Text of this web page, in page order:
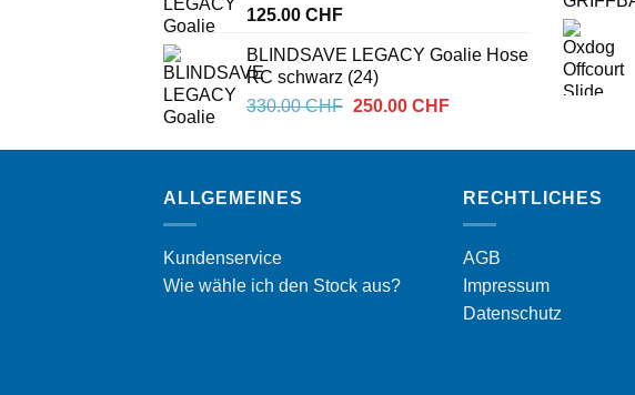
125.00 CHF
BLINDSAVE LEGACY Goalie Hose
RC schwarz (24)
330.00CHF Ursprünglicher
war:
250.00 CHFAktueller
ist:
ALLGEMEINES
Kundenservice
Wie wähle ich den Stock aus?
RECHTLICHES
AGB
Impressum
Datenschutz